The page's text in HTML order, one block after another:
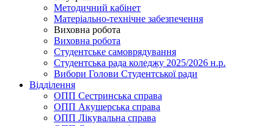
Методичний кабінет
Матеріально-технічне забезпечення
Виховна робота
Виховна робота
Студентське самоврядування
Студентська рада коледжу 2025/2026 н.р.
Вибори Голови Студентської ради
Відділення
ОПП Сестринська справа
ОПП Акушерська справа
ОПП Лікувальна справа